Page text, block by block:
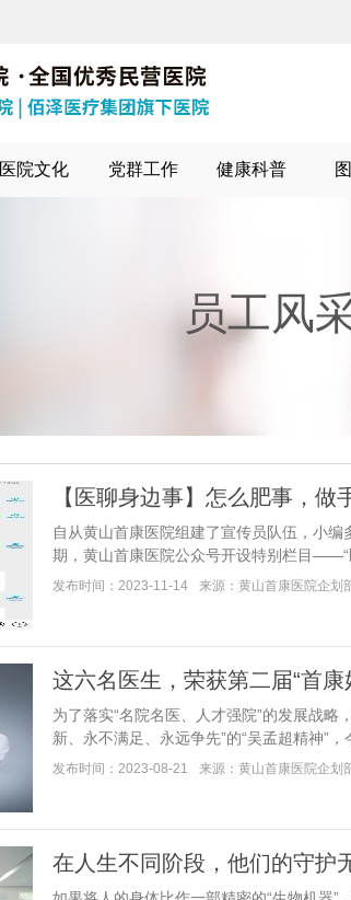
医院文化 党群工作 健康科普
员工风
【医聊身边事】怎么肥事，做
自从黄山首康医院组建了宣传员队伍，小
期，黄山首康医院公众号开设特别栏目——“
发布时间：2023-11-14 来源：黄山首康医院企划
这六名医生，荣获第二届“首康
为了落实“名院名医、人才强院”的发展战略
新、永不满足、永远争先”的“吴孟超精神”，
发布时间：2023-08-21 来源：黄山首康医院企划
在人生不同阶段，他们的守护